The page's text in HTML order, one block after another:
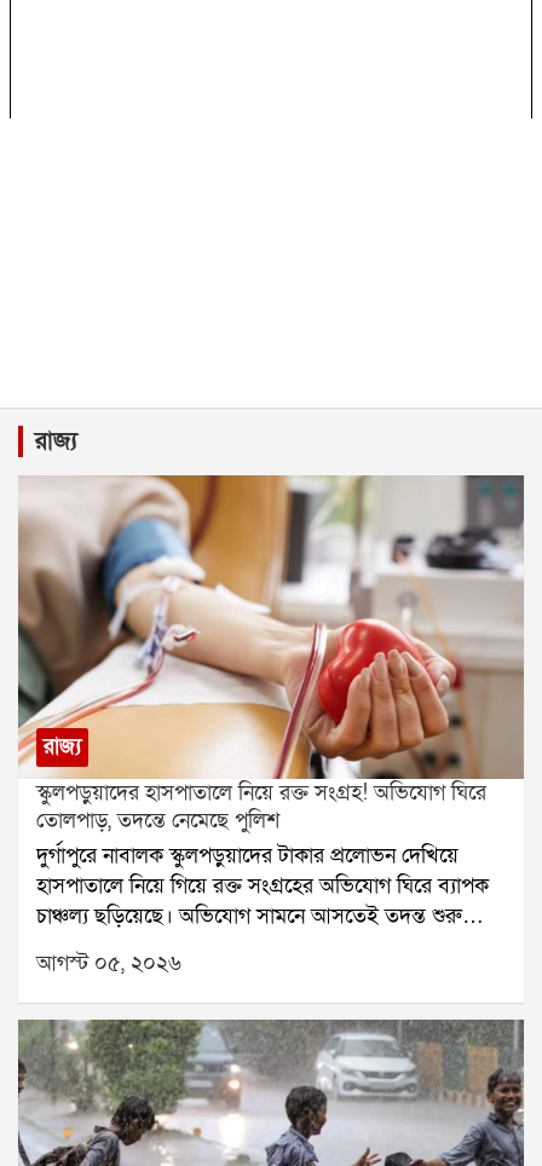
রাজ্য
রাজ্য
স্কুলপড়ুয়াদের হাসপাতালে নিয়ে রক্ত সংগ্রহ! অভিযোগ ঘিরে
তোলপাড়, তদন্তে নেমেছে পুলিশ
দুর্গাপুরে নাবালক স্কুলপড়ুয়াদের টাকার প্রলোভন দেখিয়ে
হাসপাতালে নিয়ে গিয়ে রক্ত সংগ্রহের অভিযোগ ঘিরে ব্যাপক
চাঞ্চল্য ছড়িয়েছে। অভিযোগ সামনে আসতেই তদন্ত শুরু
করেছে পুলিশ। একই সঙ্গে এই ঘটনার সঙ্গে কারা জড়িত, তা
খতিয়ে দেখা হচ্ছে।অভিযোগ, দুর্গাপুরের ইস্পাত নগরীর একটি
বেসরকারি স্কুলের তিন নাবালক পড়ুয়াকে টাকার লোভ দেখিয়ে
বিধাননগরের একটি বেসরকারি হাসপাতালে নিয়ে যাওয়া হয়।
সেখানে এক রোগীর আত্মীয় পরিচয়ে তাঁদের রক্তদান করানো
হয়েছে বলে অভিযোগ। আরও অভিযোগ, সরকারি নথিতে
তাঁদের প্রকৃত বয়স পরিবর্তন করে প্রাপ্তবয়স্ক হিসেবে দেখানো
হয়েছিল।এই ঘটনার নেপথ্যে ওই স্কুলেরই এক প্রাক্তন ছাত্রের
আগস্ট ০৫, ২০২৬